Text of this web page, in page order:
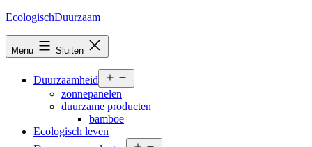
Ga
inhoud
EcologischDuurzaam
Menu Sluiten
Duurzaamheid
menu
zonnepanelen
duurzame producten
bamboe
Ecologisch leven